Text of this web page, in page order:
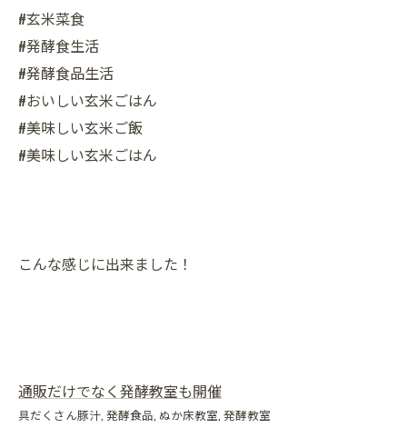
#玄米菜食
#発酵食生活
#発酵食品生活
#おいしい玄米ごはん
#美味しい玄米ご飯
#美味しい玄米ごはん
こんな感じに出来ました！
通販だけでなく発酵教室も開催
具だくさん豚汁 発酵食品 ぬか床教室 発酵教室